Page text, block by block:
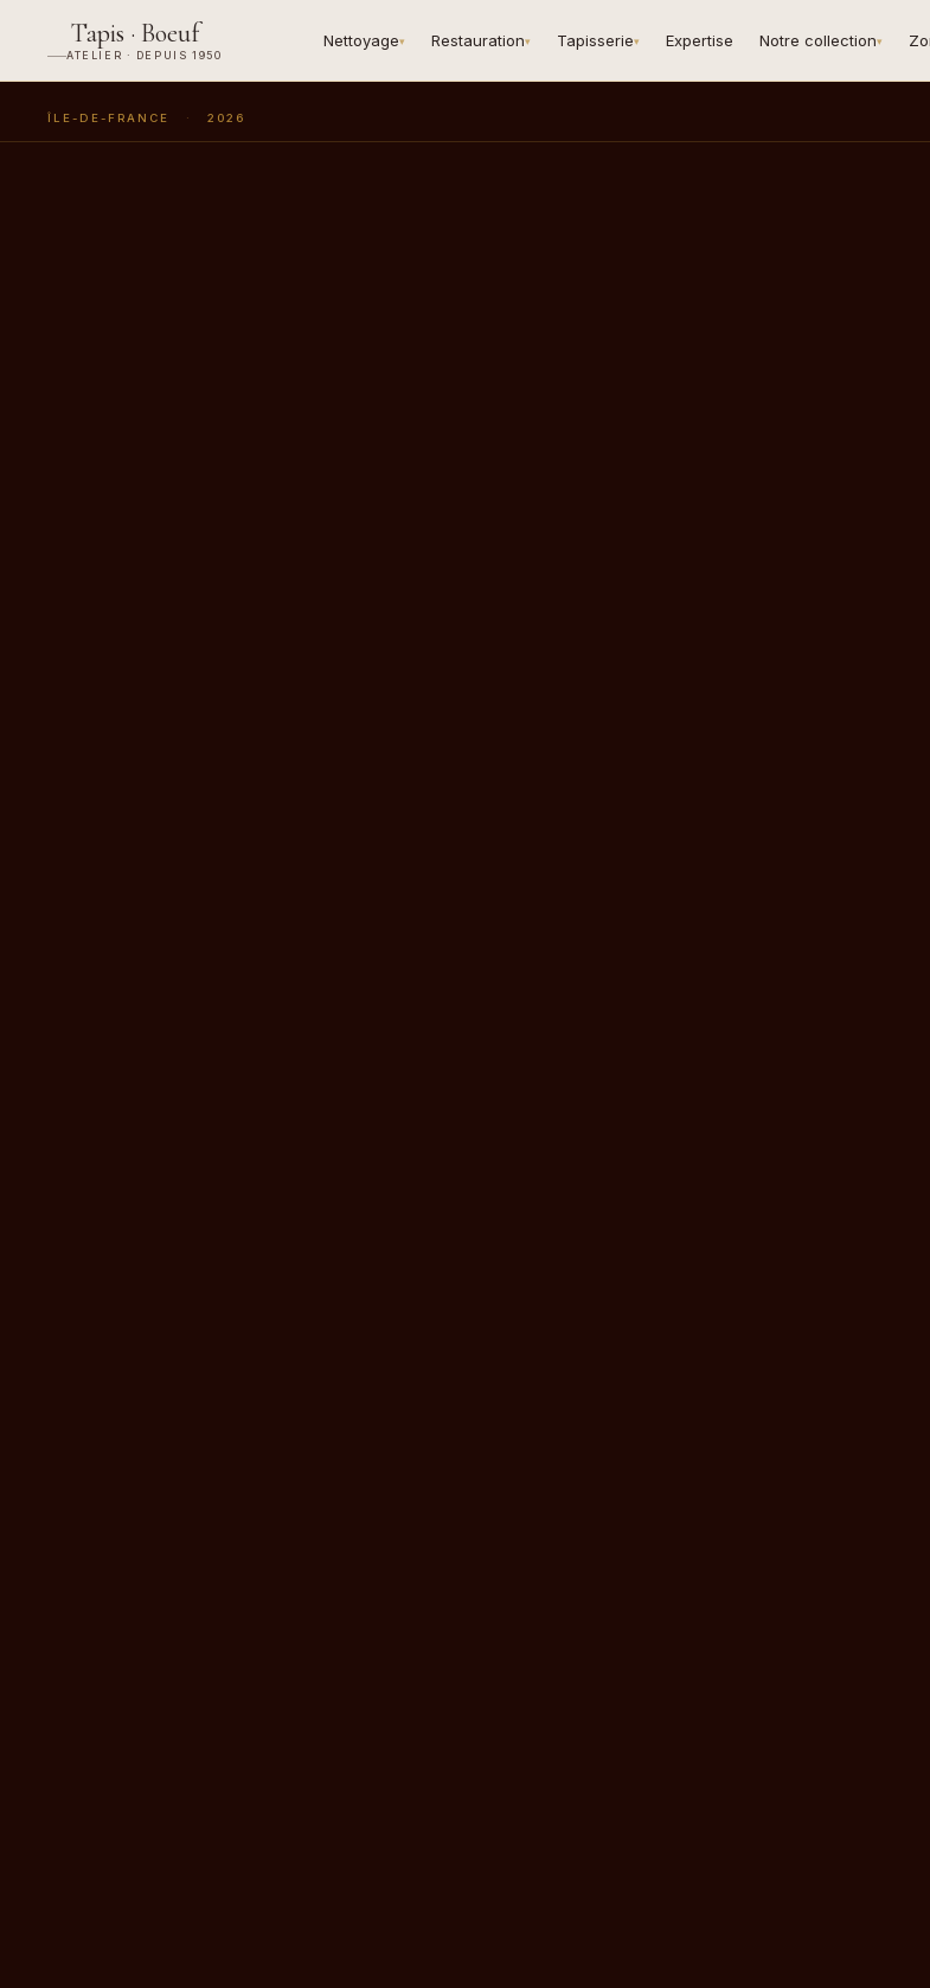
Tapis · Boeuf
ATELIER · DEPUIS 1950
Nettoyage▾ Restauration▾ Tapisserie▾ Expertise Notre collection▾
ÎLE-DE-FRANCE · 2026